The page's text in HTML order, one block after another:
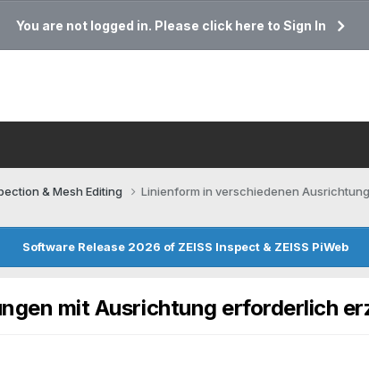
You are not logged in. Please click here to Sign In
& Mesh Editing​ Linienform in verschiedenen
Software Release 2026 of ZEISS Inspect & ZEISS PiWeb
mit Ausrichtung erforderlich